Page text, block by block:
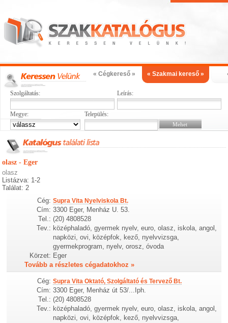
« Cégkereső » « Szakmai kereső »
Szolgáltatás: Leírás:
Megye: Település:
olasz - Eger
olasz
Listázva: 1-2
Találat: 2
Cég: Supra Vita Nyelviskola Bt.
Cím: 3300 Eger, Menház U. 53.
Tel.: (20) 4808528
Tev.: középhaladó, gyermek nyelv, euro, olasz, iskola, angol,
napközi, ovi, középfok, kező, nyelvvizsga,
gyermekprogram, nyelv, orosz, óvoda
Körzet: Eger
Tovább a részletes cégadatokhoz »
Cég: Supra Vita Oktató, Szolgáltató és Tervező Bt.
Cím: 3300 Eger, Menház út 53/...Iph.
Tel.: (20) 4808528
Tev.: középhaladó, gyermek nyelv, euro, olasz, iskola, angol,
napközi, ovi, középfok, kező, nyelvvizsga,